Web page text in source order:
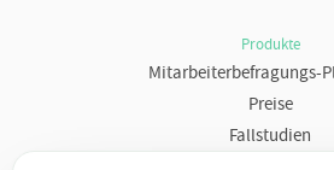
Produkte
Mitarbeiterbefragungs-
Preise
Fallstudien